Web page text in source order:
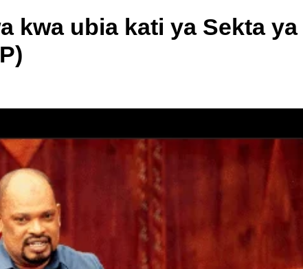
kwa ubia kati ya Sekta ya